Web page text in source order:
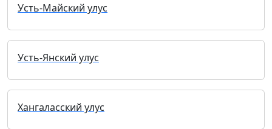
Усть-Майский улус
Усть-Янский улус
Хангаласский улус